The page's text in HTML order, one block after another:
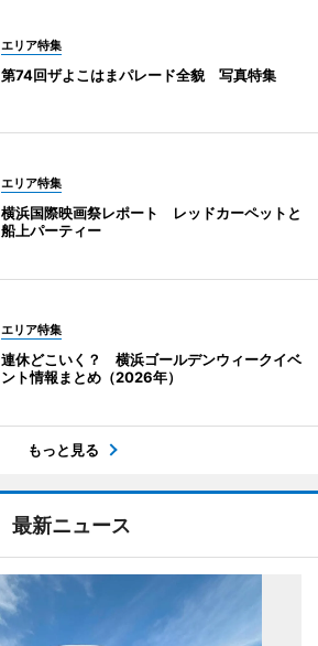
エリア特集
第74回ザよこはまパレード全貌 写真特集
エリア特集
横浜国際映画祭レポート レッドカーペットと
船上パーティー
エリア特集
連休どこいく？ 横浜ゴールデンウィークイベ
ント情報まとめ（2026年）
もっと見る
最新ニュース